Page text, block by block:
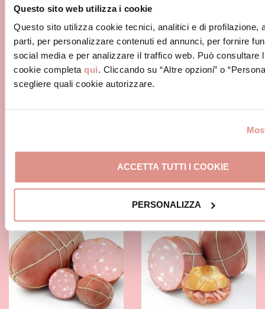
Questo sito web utilizza i cookie
Questo sito utilizza cookie tecnici, analitici e di profilazione,
parti, per personalizzare contenuti ed annunci, per fornire
social media e per analizzare il traffico web. Può consultare
cookie completa qui. Cliccando su “Altre opzioni” o
scegliere quali cookie autorizzare.
ACCETTA TUTTI I COOKIE
PERSONALIZZA
MORTADELLABOLOGNA.
GUIDO VERONI